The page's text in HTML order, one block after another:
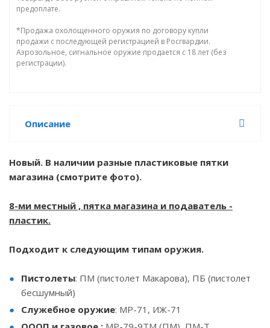
предоплате.
*Продажа охолощенного оружия по договору купли
продажи с последующей регистрацией в Росгвардии.
Аэрозольное, сигнальное оружие продается с 18 лет (без
регистрации).
Описание
Новый. В наличии разные пластиковые пятки
магазина (смотрите фото).
8-ми местный , пятка магазина и подаватель -
пластик.
Подходит к следующим типам оружия.
Пистолеты: ПМ (пистолет Макарова), ПБ (пистолет
бесшумный)
Служебное оружие: MP-71, ИЖ-71